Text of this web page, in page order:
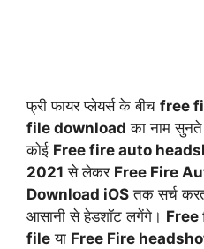
फ्री फायर प्लेयर्स के बीच free
file download का नाम सुनते
कोई Free fire auto
2021 से लेकर Free Fire
Download iOS तक सर्च
आसानी से हेडशॉट लगेंगे।
file या Free Fire